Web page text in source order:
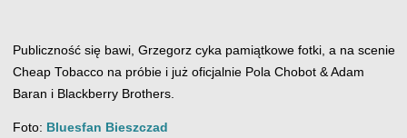
Publiczność się bawi, Grzegorz cyka pamiątkowe fotki, a na scenie
Cheap Tobacco na próbie i już oficjalnie Pola Chobot & Adam
Baran i Blackberry Brothers.
Foto: Bluesfan Bieszczad